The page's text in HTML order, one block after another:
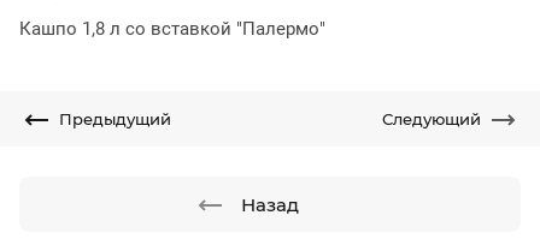
Кашпо 1,8 л со вставкой "Палермо"
Предыдущий Следующий
Назад